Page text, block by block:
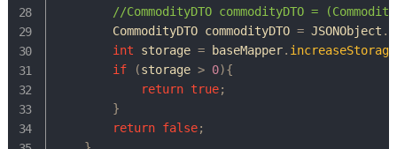
//CommodityDTO commodityDTO =
CommodityDTO commodityDTO = JSONObject .
int storage = baseMapper. increaseStorage
if
(storage > 0){
return true;
}
return false;